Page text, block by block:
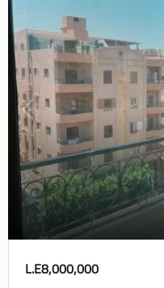
L.E8,000,000